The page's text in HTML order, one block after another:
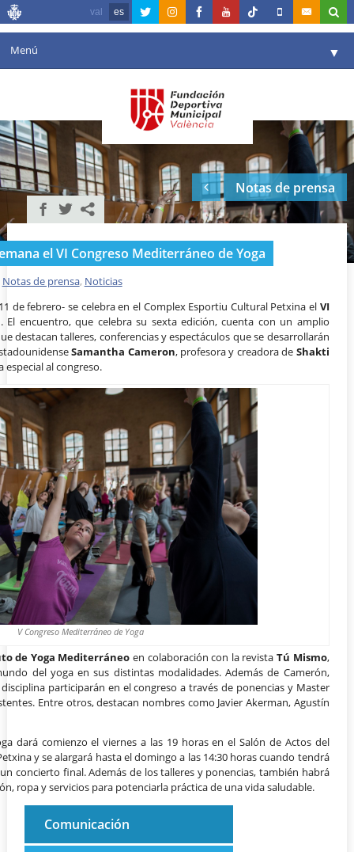
val es
Menú ▼
Agenda
Instalaciones
Comunicación ▼
Valencia en deporte
Portal de Transparencia
Notas de prensa
el VI Congreso Mediterráneo de Yoga
Notas de prensa, Noticias
de febrero- se celebra en el Complex Esportiu Cultural Petxina el VI
. El encuentro, que celebra su sexta edición, cuenta con un amplio
destacan talleres, conferencias y espectáculos que se desarrollarán
Samantha Cameron, profesora y creadora de Shakti
al congreso.
V Congreso Mediterráneo de Yoga
de Yoga Mediterráneo en colaboración con la revistaTú Mismo,
del yoga en sus distintas modalidades. Además de Camerón,
participarán en el congreso a través de ponencias y Master
Entre otros, destacan nombres como Javier Akerman, Agustín
dará comienzo el viernes a las 19 horas en el Salón de Actos del
y se alargará hasta el domingo a las 14:30 horas cuando tendrá
concierto final. Además de los talleres y ponencias, también habrá
ropa y servicios para potenciarla práctica de una vida saludable.
Comunicación